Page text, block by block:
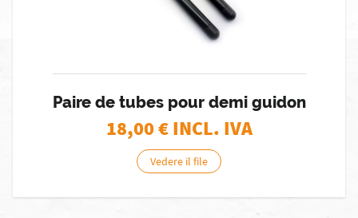
Paire de tubes pour demi guidon
18,00€ INCL. IVA
Vedere il file